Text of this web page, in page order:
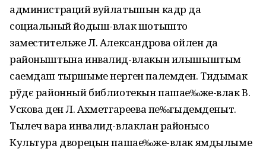
администраций вуйлатышын кадр да
социальный йодыш-влак шотышто
заместительже Л. Александрова ойлен да
районыштына инвалид-влакын илышыштым
саемдаш тыршыме нерген палемден. Тидымак
рўдє районный библиотекын пашае‰же-влак В.
Ускова ден Л. Ахметгареева пе‰гыдемденыт.
Тылеч вара инвалид-влаклан районысо
Культура дворецын пашае‰же-влак ямдылыме